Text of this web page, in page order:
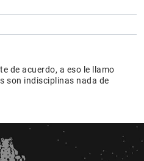
de acuerdo, a eso le llamo
son indisciplinas nada de